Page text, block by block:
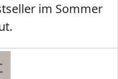
im Sommer